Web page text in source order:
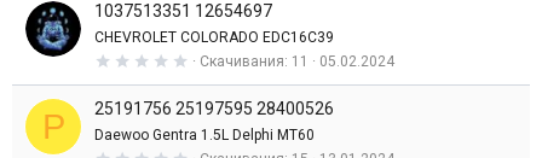
0
з
в
е
з
д
1037513351 12654697
CHEVROLET COLORADO EDC16C39
0
0
з
в
Скачивания 11 05.02.2024
P 25191756 25197595 28400526
Daewoo Gentra 1.5L Delphi MT60